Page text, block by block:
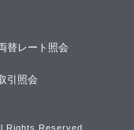
替レート照会
引照会
Rights Reserved.